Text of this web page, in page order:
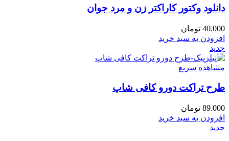
دانلود وکتور کاراکتر زن و مرد جوان
40.000 تومان
افزودن به سبد خرید
جدید
مشاهده سریع
طرح تراکت دورو کافی شاپ
89.000 تومان
افزودن به سبد خرید
جدید